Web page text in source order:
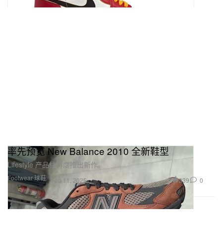
Footwear 球鞋
率先预览 New Balance 2010 全新鞋型
Lifestyle 产品线再度推出新作。
Feb 11, 2025 339 0